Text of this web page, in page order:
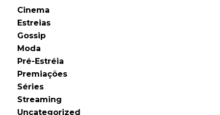
Cinema
Estreias
Gossip
Moda
Pré-Estréia
Premiações
Séries
Streaming
Uncategorized